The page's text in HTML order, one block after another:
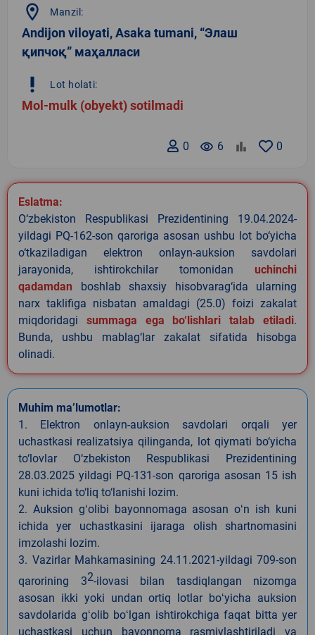
location_on Manzil:
Andijon viloyati, Asaka tumani, “Элаш
қипчоқ” маҳалласи
priority_high Lot holati:
Mol-mulk (obyekt) sotilmadi
0
remove_red_eye 6
0
Eslatma:
O‘zbekiston Respublikasi Prezidentining 19.04.2024-
yildagi PQ-162-son qaroriga asosan ushbu lot bo‘yicha
o‘tkaziladigan elektron onlayn-auksion savdolari
jarayonida, ishtirokchilar tomonidan uchinchi
qadamdan boshlab shaxsiy hisobvarag‘ida ularning
narx taklifiga nisbatan amaldagi (25.0) foizi zakalat
miqdoridagi summaga ega bo‘lishlari talab etiladi.
Bunda, ushbu mablag‘lar zakalat sifatida hisobga
olinadi.
Muhim ma’lumotlar:
1. Elektron onlayn-auksion savdolari orqali yer
uchastkasi realizatsiya qilinganda, lot qiymati bo‘yicha
to‘lovlar O‘zbekiston Respublikasi Prezidentining
28.03.2025 yildagi PQ-131-son qaroriga asosan 15 ish
kuni ichida to‘liq to‘lanishi lozim.
2. Auksion gʻolibi bayonnomaga asosan oʻn ish kuni
ichida yer uchastkasini ijaraga olish shartnomasini
imzolashi lozim.
3. Vazirlar Mahkamasining 24.11.2021-yildagi 709-son
qarorining 32-ilovasi bilan tasdiqlangan nizomga
asosan ikki yoki undan ortiq lotlar boʻyicha auksion
savdolarida gʻolib boʻlgan ishtirokchiga faqat bitta yer
uchastkasi uchun bayonnoma rasmiylashtiriladi va